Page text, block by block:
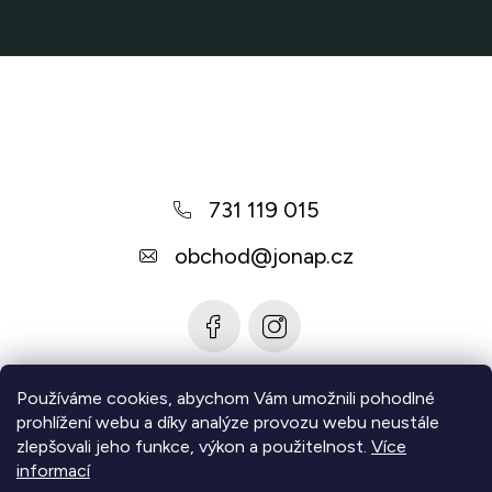
Používáme cookies, abychom Vám umožnili pohodlné
prohlížení webu a díky analýze provozu webu neustále
zlepšovali jeho funkce, výkon a použitelnost. Více
informací
731 119 015
obchod@jonap.cz
Informace pro vás
Zjistěte více